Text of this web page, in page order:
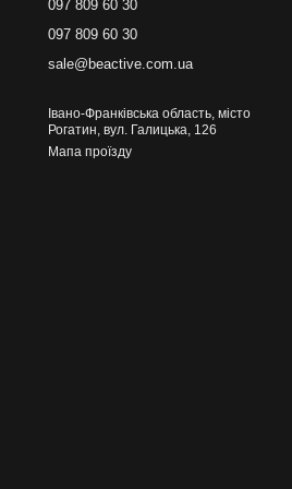
097 809 60 30
097 809 60 30
sale@beactive.com.ua
Івано-Франківська область, місто
Рогатин, вул. Галицька, 126
Мапа проїзду